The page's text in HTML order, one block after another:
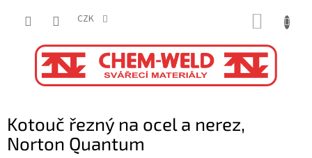
CZK
Kotouč řezný na ocel a nerez,
Norton Quantum